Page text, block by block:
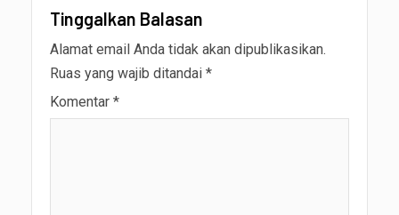
Tinggalkan Balasan
Alamat email Anda tidak akan dipublikasikan.
Ruas yang wajib ditandai *
Komentar *